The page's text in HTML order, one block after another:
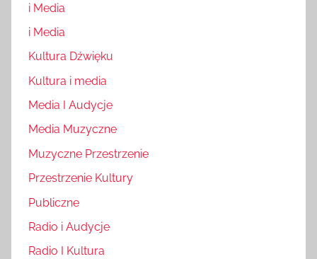
i Media
i Media
Kultura Dźwięku
Kultura i media
Media I Audycje
Media Muzyczne
Muzyczne Przestrzenie
Przestrzenie Kultury
Publiczne
Radio i Audycje
Radio I Kultura